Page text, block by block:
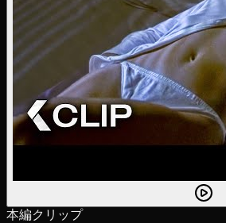
本編クリップ